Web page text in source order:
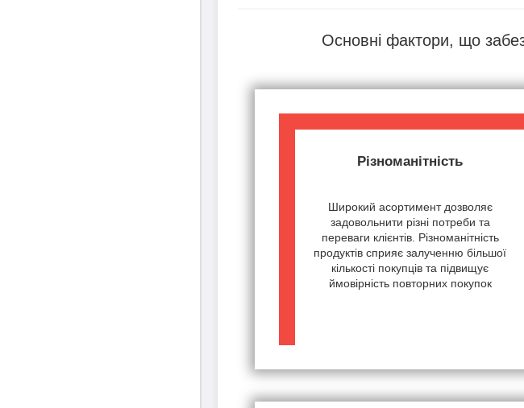
Основні фактори, що
Різноманітність
Широкий асортимент дозволяє
задовольнити різні потреби та
переваги клієнтів. Різноманітність
продуктів сприяє залученню більшої
кількості покупців та підвищує
ймовірність повторних покупок